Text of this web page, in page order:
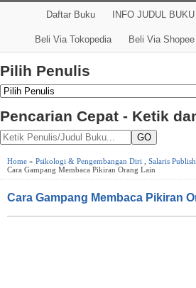
Daftar Buku INFO JUDUL
Beli Via Tokopedia Beli Via Shopee
Pilih Penulis
Pencarian Cepat - Ketik
GO
Home » Psikologi & Pengembangan Diri Salaris
Cara Gampang Membaca Pikiran Orang Lain
Cara Gampang Membaca Pikiran